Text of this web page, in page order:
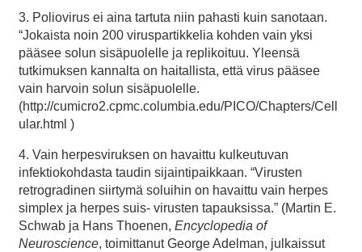
3. Poliovirus ei aina tartuta niin pahasti kuin sanotaan.
“Jokaista noin 200 viruspartikkelia kohden vain yksi
pääsee solun sisäpuolelle ja replikoituu. Yleensä
tutkimuksen kannalta on haitallista, että virus pääsee
vain harvoin solun sisäpuolelle.
(http://cumicro2.cpmc.columbia.edu/PICO/Chapters/Cell
ular.html )
4. Vain herpesviruksen on havaittu kulkeutuvan
infektiokohdasta taudin sijaintipaikkaan. “Virusten
retrogradinen siirtymä soluihin on havaittu vain herpes
simplex ja herpes suis- virusten tapauksissa.” (Martin E.
Schwab ja Hans Thoenen, Encyclopedia of
Neuroscience, toimittanut George Adelman, julkaissut